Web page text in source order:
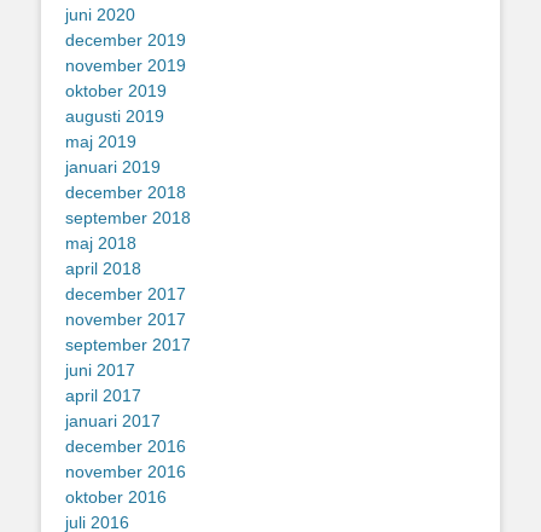
juni 2020
december 2019
november 2019
oktober 2019
augusti 2019
maj 2019
januari 2019
december 2018
september 2018
maj 2018
april 2018
december 2017
november 2017
september 2017
juni 2017
april 2017
januari 2017
december 2016
november 2016
oktober 2016
juli 2016